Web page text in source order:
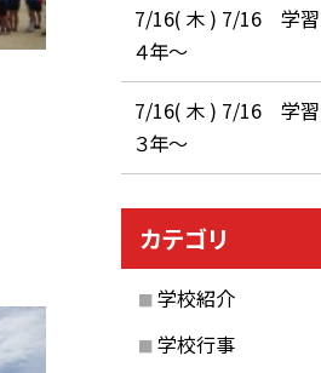
7/16( 木 ) 7/16 学
４年～
7/16( 木 ) 7/16 学
３年～
カテゴリ
学校紹介
学校行事